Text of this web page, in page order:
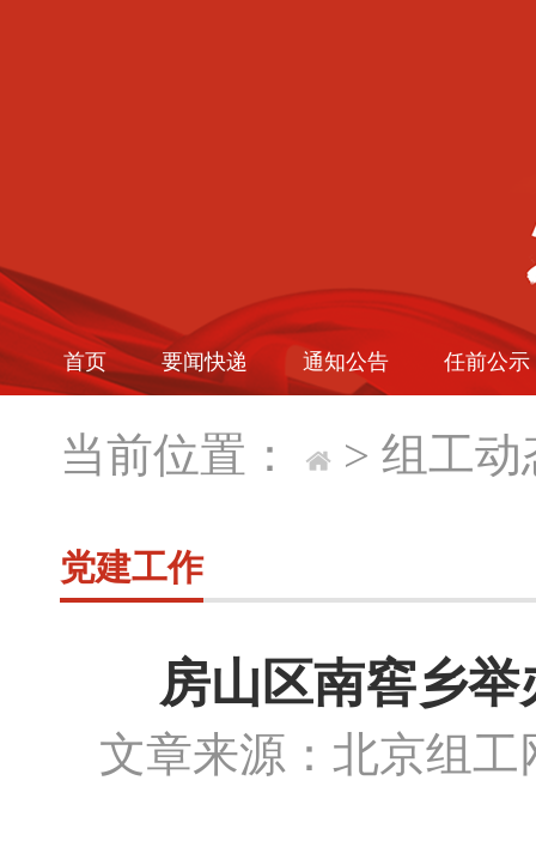
首页 要闻快递 通知公告 任前公示
当前位置： > 组工动
党建工作
房山区南窖乡
文章来源：北京